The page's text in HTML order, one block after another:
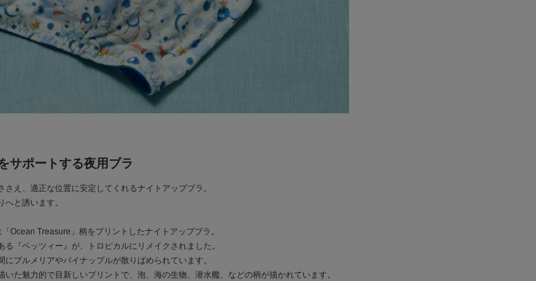
サポートする夜用ブラ
え、適正な位置に安定してくれるナイトアップブラ。
と誘います。
Ocean Treasure」柄をプリントしたナイトアップブラ。
『ベッツィー』が、トロピカルにリメイクされました。
プルメリアやパイナップルが散りばめられています。
た魅力的で目新しいプリントで、泡、海の生物、潜水艦、などの柄が描かれています。